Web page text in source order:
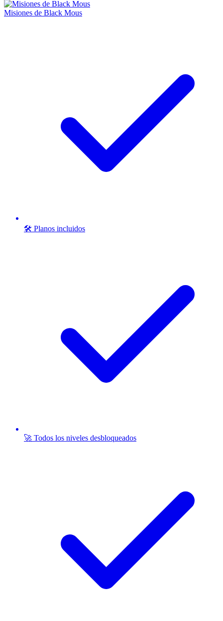
Misiones de Black Mous
🛠️ Planos incluidos
🚀 Todos los niveles desbloqueados